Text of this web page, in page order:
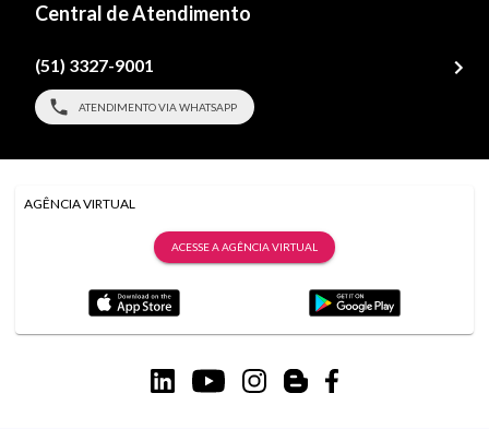
Central de Atendimento
(51) 3327-9001
ATENDIMENTO VIA WHATSAPP
AGÊNCIA VIRTUAL
ACESSE A AGÊNCIA VIRTUAL